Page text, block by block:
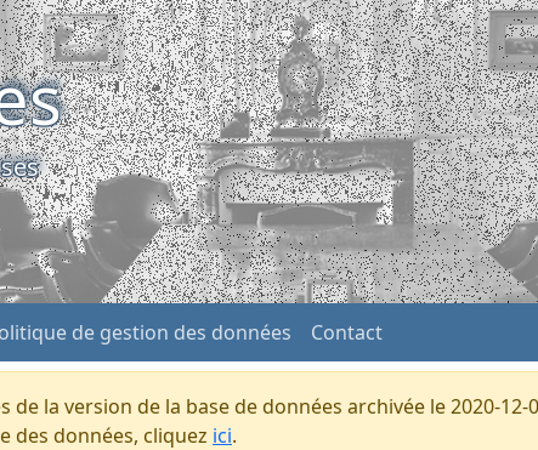
de gestion des données Contact
de la version de la base de données archivée le 2020-12-
des données, cliquez ici.